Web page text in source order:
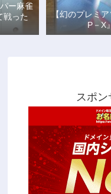
ー麻雀
戦った
【幻のプレミ
P－X
スポン